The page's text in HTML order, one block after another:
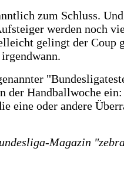
zum Schluss.
werden noch
gelingt der Coup
der Handballwoche
eine oder andere
Magazin